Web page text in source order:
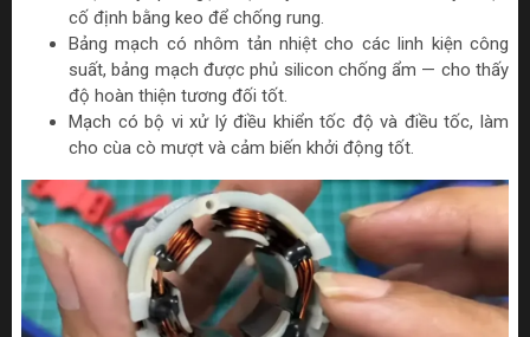
cố định bằng keo để chống rung.
Bảng mạch có nhôm tản nhiệt cho các linh kiện công
suất, bảng mạch được phủ silicon chống ẩm — cho thấy
độ hoàn thiện tương đối tốt.
Mạch có bộ vi xử lý điều khiển tốc độ và điều tốc, làm
cho cùa cò mượt và cảm biến khởi động tốt.